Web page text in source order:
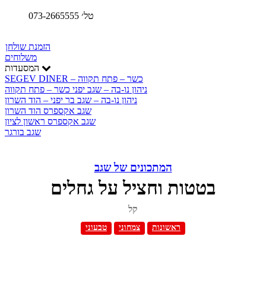
טל׳ 073-2665555
הזמנת שולחן
משלוחים
SEGEV DINER – כשר – פתח תקווה
ניהון נו-בה – שגב יפני כשר – פתח תקווה
ניהון נו-בה – שגב בר יפני – הוד השרון
שגב אקספרס הוד השרון
שגב אקספרס ראשון לציון
שגב בורגר
המתכונים של שגב
בטטות וחציל על גחלים
קל
טבעוני צמחוני ראשונות